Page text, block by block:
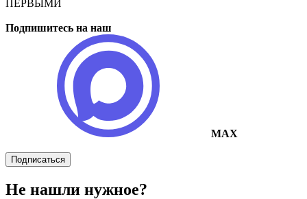
ПЕРВЫМИ
Подпишитесь на наш
MAX
Подписаться
Не нашли нужное?